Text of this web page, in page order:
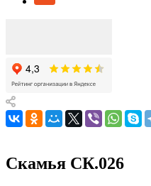
Скамья СК.026